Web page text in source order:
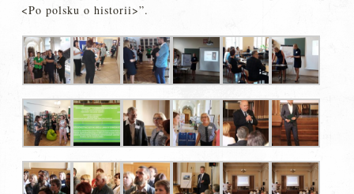
<Po polsku o historii>”.